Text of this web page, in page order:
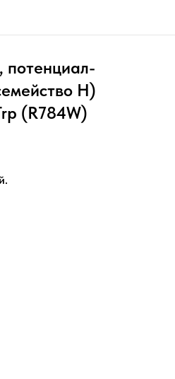
потенциал-
H)
(R784W)